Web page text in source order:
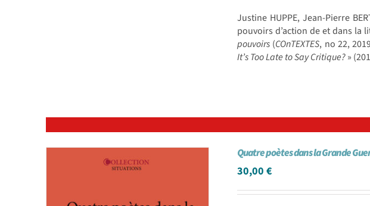
Justine HUPPE, Jean-Pierre
pouvoirs d’action de et dans la
pouvoirs (COnTEXTES, no 22,
It’s Too Late to Say Critique?»
Quatre poètes dans la Grande
30,00€